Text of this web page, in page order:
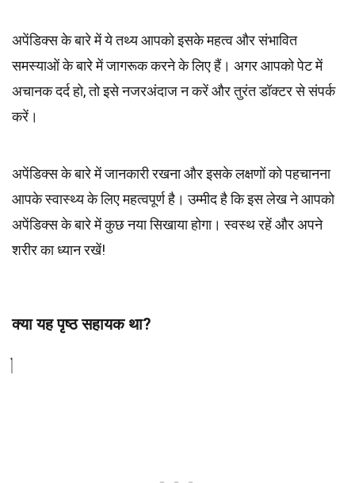
अपेंडिक्स के बारे में ये तथ्य आपको इसके महत्व और संभावित
समस्याओं के बारे में जागरूक करने के लिए हैं। अगर आपको पेट में
अचानक दर्द हो, तो इसे नजरअंदाज न करें और तुरंत डॉक्टर से संपर्क
करें।
अपेंडिक्स के बारे में जानकारी रखना और इसके लक्षणों को पहचानना
आपके स्वास्थ्य के लिए महत्वपूर्ण है। उम्मीद है कि इस लेख ने आपको
अपेंडिक्स के बारे में कुछ नया सिखाया होगा। स्वस्थ रहें और अपने
शरीर का ध्यान रखें!
क्या यह पृष्ठ सहायक था?